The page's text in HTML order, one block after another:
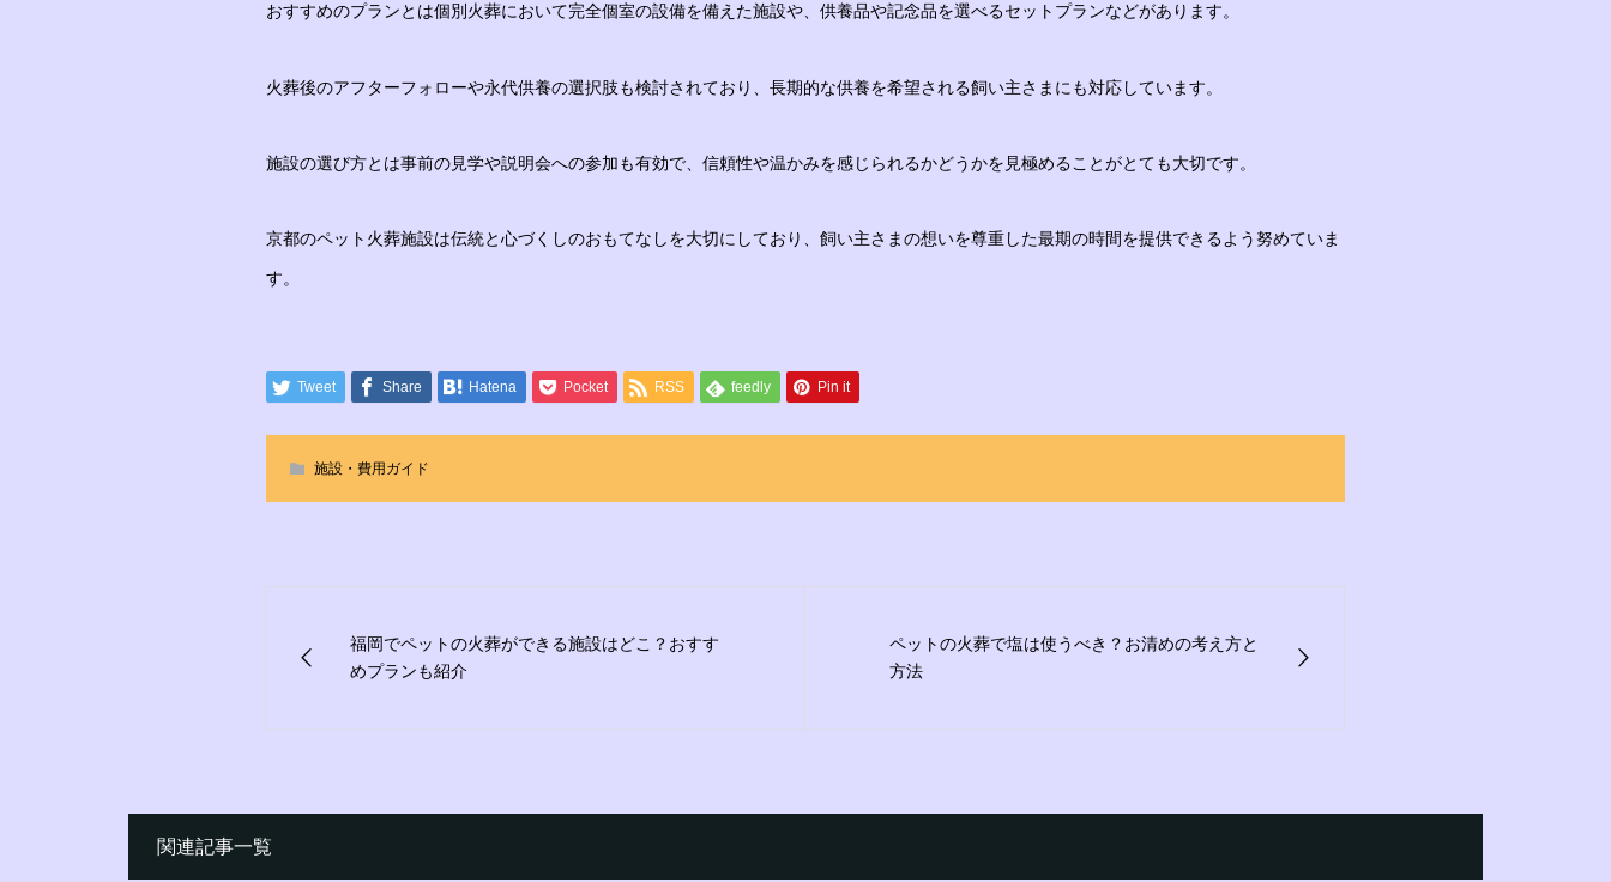
おすすめのプランとは個別火葬において完全個室の設備を備えた施設や、供養品や記念品を選べるセットプランなどがあります。
火葬後のアフターフォローや永代供養の選択肢も検討されており、長期的な供養を希望される飼い主さまにも対応しています。
施設の選び方とは事前の見学や説明会への参加も有効で、信頼性や温かみを感じられるかどうかを見極めることがとても大切です。
京都のペット火葬施設は伝統と心づくしのおもてなしを大切にしており、飼い主さまの想いを尊重した最期の時間を提供できるよう努めていま
す。
Tweet Share Hatena Pocket RSS feedly Pin it
施設・費用ガイド
福岡でペットの火葬ができる施設はどこ？おすす
めプランも紹介
ペットの火葬で塩は使うべき？お清めの考え方と
方法
関連記事一覧